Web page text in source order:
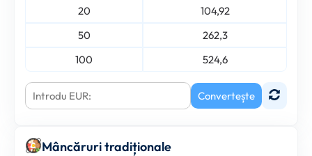
20
104,92
50
262,3
100
524,6
Convertește
Mâncăruri tradiționale